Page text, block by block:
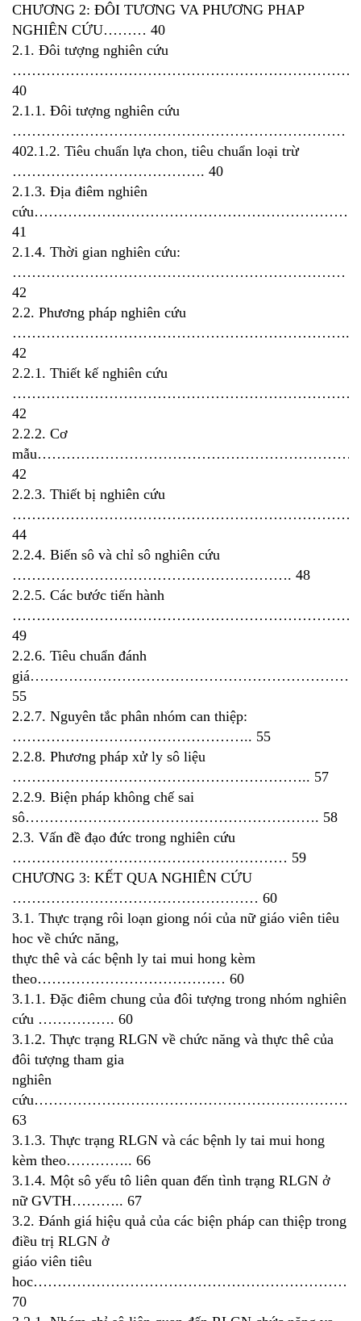
CHƯƠNG 2: ĐÔI TƯƠNG VA PHƯƠNG PHAP
NGHIÊN CỨU……… 40
2.1. Đôi tượng nghiên cứu
40
2.1.1. Đôi tượng nghiên cứu
……………………………………………………………
402.1.2. Tiêu chuẩn lựa chon, tiêu chuẩn loại trừ
…………………………………. 40
2.1.3. Địa điêm nghiên
41
2.1.4. Thời gian nghiên cứu:
……………………………………………………………
42
2.2. Phương pháp nghiên cứu
…………………………………………………………….
42
2.2.1. Thiết kế nghiên cứu
………………………………………………………………
42
2.2.2. Cơ
42
2.2.3. Thiết bị nghiên cứu
44
2.2.4. Biến sô và chỉ sô nghiên cứu
…………………………………………………. 48
2.2.5. Các bước tiến hành
49
2.2.6. Tiêu chuẩn đánh
55
2.2.7. Nguyên tắc phân nhóm can thiệp:
………………………………………….. 55
2.2.8. Phương pháp xử ly sô liệu
…………………………………………………….. 57
2.2.9. Biện pháp không chế sai
sô……………………………………………………. 58
2.3. Vấn đề đạo đức trong nghiên cứu
………………………………………………… 59
CHƯƠNG 3: KẾT QUA NGHIÊN CỨU
…………………………………………… 60
3.1. Thực trạng rôi loạn giong nói của nữ giáo viên tiêu
hoc về chức năng,
thực thê và các bệnh ly tai mui hong kèm
theo………………………………… 60
3.1.1. Đặc điêm chung của đôi tượng trong nhóm nghiên
cứu ……………. 60
3.1.2. Thực trạng RLGN về chức năng và thực thê của
đôi tượng tham gia
nghiên
63
3.1.3. Thực trạng RLGN và các bệnh ly tai mui hong
kèm theo………….. 66
3.1.4. Một sô yếu tô liên quan đến tình trạng RLGN ở
nữ GVTH……….. 67
3.2. Đánh giá hiệu quả của các biện pháp can thiệp trong
điều trị RLGN ở
giáo viên tiêu
70